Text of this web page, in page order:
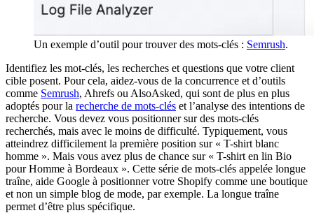
Un exemple d’outil pour trouver des mots-clés : Semrush.
Identifiez les mot-clés, les recherches et questions que votre client
cible posent. Pour cela, aidez-vous de la concurrence et d’outils
comme Semrush, Ahrefs ou AlsoAsked, qui sont de plus en plus
adoptés pour la recherche de mots-clés et l’analyse des intentions de
recherche. Vous devez vous positionner sur des mots-clés
recherchés, mais avec le moins de difficulté. Typiquement, vous
atteindrez difficilement la première position sur « T-shirt blanc
homme ». Mais vous avez plus de chance sur « T-shirt en lin Bio
pour Homme à Bordeaux ». Cette série de mots-clés appelée longue
traîne, aide Google à positionner votre Shopify comme une boutique
et non un simple blog de mode, par exemple. La longue traîne
permet d’être plus spécifique.